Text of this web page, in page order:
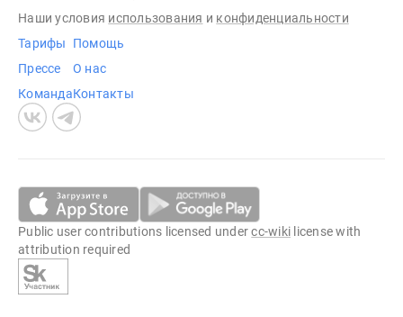
Наши условия использования и конфиденциальности
Тарифы
Прессе
Команда
Помощь
О нас
Контакты
Public user contributions licensed undercc-wiki license with
attribution required